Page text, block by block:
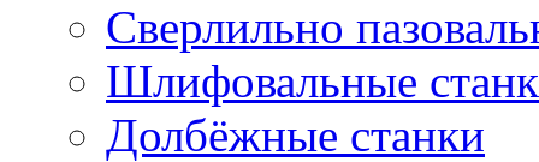
Сверлильно
Шлифовальные
Долбёжные станки